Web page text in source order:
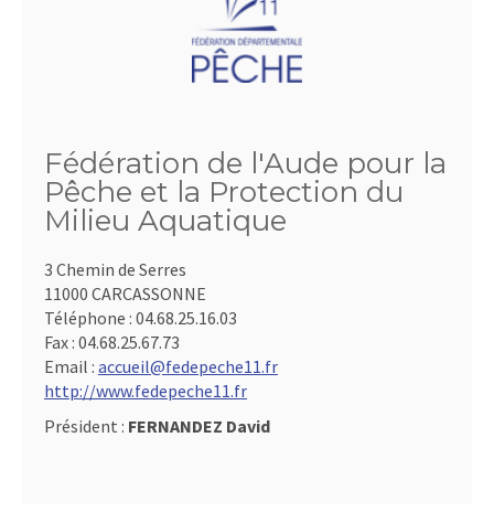
Fédération de l'Aude pour la
Pêche et la Protection du
Milieu Aquatique
3 Chemin de Serres
11000 CARCASSONNE
Téléphone : 04.68.25.16.03
Fax : 04.68.25.67.73
Email : accueil@fedepeche11.fr
http://www.fedepeche11.fr
Président : FERNANDEZ David